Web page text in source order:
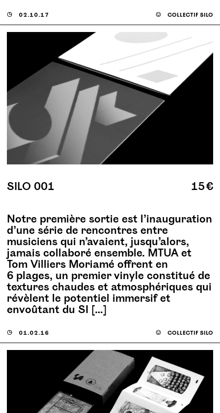
◶ 02.10.17 ☺ collectif silo
SILO 001 15 €
Notre première sortie est l’inauguration
d’une série de rencontres entre
musiciens qui n’avaient, jusqu’alors,
jamais collaboré ensemble. MTUA et
Tom Villiers Moriamé offrent en
6 plages, un premier vinyle constitué de
textures chaudes et atmosphériques qui
révèlent le potentiel immersif et
envoûtant du SI […]
◶ 01.02.16 ☺ collectif silo